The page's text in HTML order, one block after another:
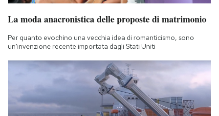
La moda anacronistica delle proposte di matrimonio
Per quanto evochino una vecchia idea di romanticismo, sono
un'invenzione recente importata dagli Stati Uniti